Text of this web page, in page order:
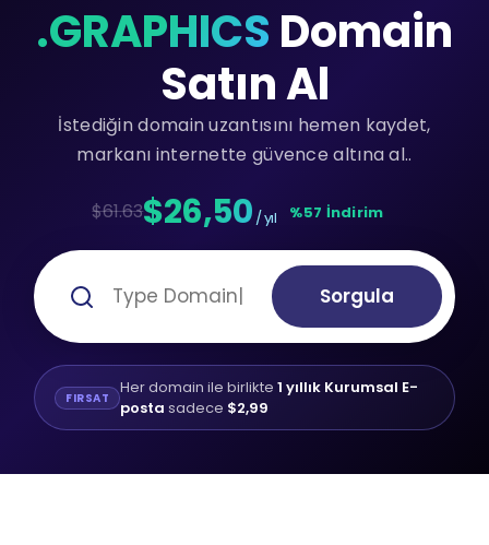
.GRAPHICS Domain
Satın Al
İstediğin domain uzantısını hemen kaydet,
markanı internette güvence altına al..
$61.63$26,50 / yıl %57 İndirim
Sorgula
FIRSAT Her domain ile birlikte 1 yıllık Kurumsal E-
posta sadece $2,99